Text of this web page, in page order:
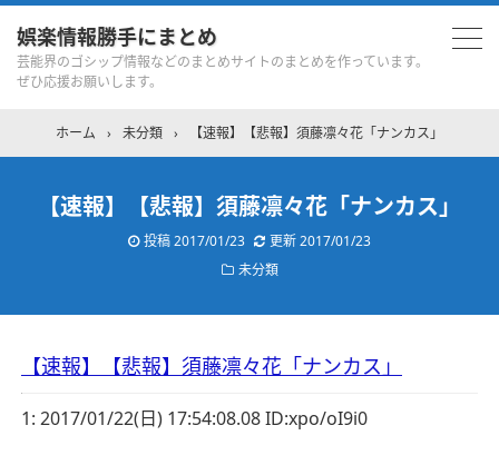
娯楽情報勝手にまとめ
芸能界のゴシップ情報などのまとめサイトのまとめを作っています。
ぜひ応援お願いします。
ホーム › 未分類 › 【速報】【悲報】須藤凛々花「ナンカス」
【速報】【悲報】須藤凛々花「ナンカス」
投稿2017/01/23 更新2017/01/23
未分類
【速報】【悲報】須藤凛々花「ナンカス」
1: 2017/01/22(日) 17:54:08.08 ID:xpo/oI9i0